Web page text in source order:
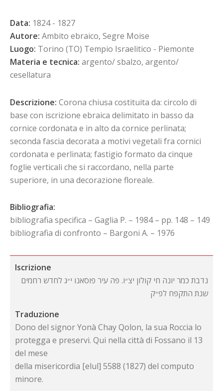
Data: 1824 - 1827
Autore: Ambito ebraico, Segre Moise
Luogo: Torino (TO) Tempio Israelitico - Piemonte
Materia e tecnica: argento/ sbalzo, argento/
cesellatura
Descrizione: Corona chiusa costituita da: circolo di
base con iscrizione ebraica delimitato in basso da
cornice cordonata e in alto da cornice perlinata;
seconda fascia decorata a motivi vegetali fra cornici
cordonata e perlinata; fastigio formato da cinque
foglie verticali che si raccordano, nella parte
superiore, in una decorazione floreale.
Bibliografia:
bibliografia specifica – Gaglia P. – 1984 – pp. 148 – 149
bibliografia di confronto – Bargoni A. – 1976
Iscrizione
נדבת כמר יונה חי קולון יצ״ו. פה עיר פוסאנו י״ג לחדש רחמים
שנת התקפח לפ״ק
Traduzione
Dono del signor Yonà Chay Qolon, la sua Roccia lo
protegga e preservi. Qui nella città di Fossano il 13
del mese
della misericordia [elul] 5588 (1827) del computo
minore.